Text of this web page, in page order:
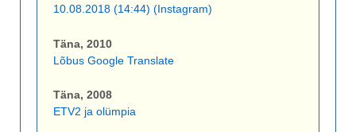
10.08.2018 (14:44) (Instagram)
Täna, 2010
Lõbus Google Translate
Täna, 2008
ETV2 ja olümpia